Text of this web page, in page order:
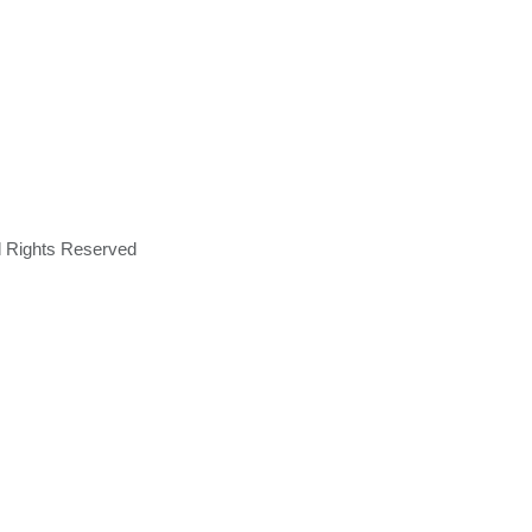
Rights Reserved